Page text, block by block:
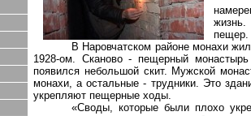
жизнь.
пещер.
В Наровчатском районе монахи
1928-ом. Сканово- пещерный
появился небольшой скит. Мужской
монахи, а остальные - трудники. Это
укрепляют пещерные ходы.
«Своды, которые были плохо